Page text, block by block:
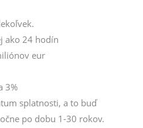
ako 24 hodín
eur
3%
splatnosti, a to buď
po dobu 1-30 rokov.